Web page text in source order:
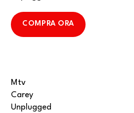
COMPRA ORA
Mtv
Carey
Unplugged